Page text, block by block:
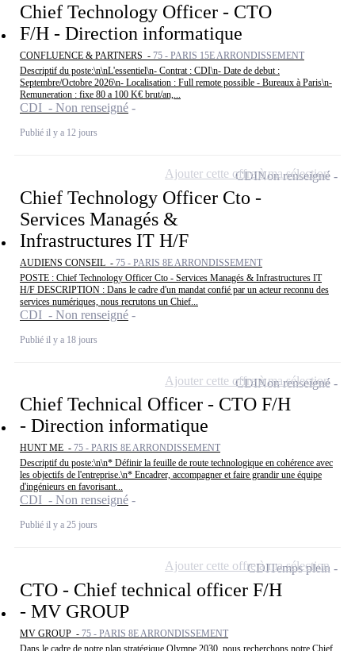
Chief Technology Officer - CTO
F/H - Direction informatique
CONFLUENCE & PARTNERS - 75 - PARIS 15E ARRONDISSEMENT
Descriptif du poste:\n\nL'essentiel\n- Contrat : CDI\n- Date de debut :
Septembre/Octobre 2026\n- Localisation : Full remote possible - Bureaux à Paris\n-
Remuneration : fixe 80 a 100 K€ brut/an,...
CDI - Non renseigné
Publié il y a 12 jours
Chief Technology Officer Cto -
Services Managés &
Infrastructures IT H/F
AUDIENS CONSEIL - 75 - PARIS 8E ARRONDISSEMENT
POSTE : Chief Technology Officer Cto - Services Managés & Infrastructures IT
H/F DESCRIPTION : Dans le cadre d'un mandat confié par un acteur reconnu des
services numériques, nous recrutons un Chief...
CDI - Non renseigné
Publié il y a 18 jours
CDINon renseigné
Ajouter cette offre à ma sélection
Chief Technical Officer - CTO F/H
- Direction informatique
HUNT ME - 75 - PARIS 8E ARRONDISSEMENT
Descriptif du poste:\n\n* Définir la feuille de route technologique en cohérence avec
les objectifs de l'entreprise.\n* Encadrer, accompagner et faire grandir une équipe
d'ingénieurs en favorisant...
CDI - Non renseigné
Publié il y a 25 jours
CDINon renseigné
Ajouter cette offre à ma sélection
CTO - Chief technical officer F/H
- MV GROUP
MV GROUP - 75 - PARIS 8E ARRONDISSEMENT
CDITemps plein
Ajouter cette offre à ma sélection